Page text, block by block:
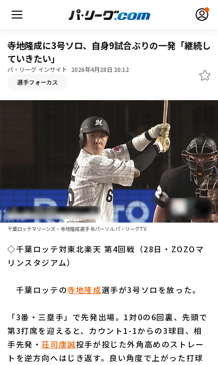
1軍公式戦
ファーム東地区
ファーム西地区
選手名鑑
選手名鑑トップ
北海道日本ハムファイターズ
東北楽天ゴールデンイーグルス
埼玉西武ライオンズ
千葉ロッテマリーンズ
オリックス・バファローズ
福岡ソフトバンクホークス
ニュース
寺地隆成に3号ソロ、自身9試合ぶりの一発「継続し
ていきたい」
パ・リーグ インサイト 2026年4月28日 20:12
選手フォーカス
千葉ロッテマリーンズ・寺地隆成選手 ©パーソル パ・リーグTV
◇千葉ロッテ対東北楽天 第4回戦（28日・ZOZOマ
リンスタジアム）
千葉ロッテの寺地隆成選手が3号ソロを放った。
「3番・三塁手」で先発出場。1対0の6回裏、先頭で
第3打席を迎えると、カウント1-1からの3球目、相
手先発・荘司康誠投手が投じた外角高めのストレー
トを逆方向へはじき返す。良い角度で上がった打球